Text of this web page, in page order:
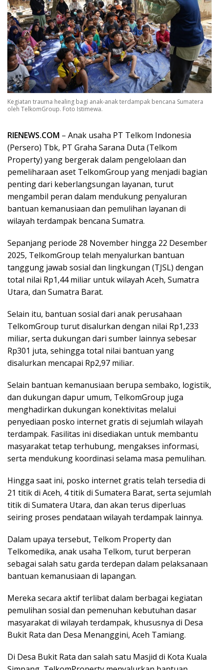
Kegiatan trauma healing bagi anak-anak terdampak bencana Sumatera
oleh TelkomGroup. Foto Istimewa.
RIENEWS.COM – Anak usaha PT Telkom Indonesia
(Persero) Tbk, PT Graha Sarana Duta (Telkom
Property) yang bergerak dalam pengelolaan dan
pemeliharaan aset TelkomGroup yang menjadi bagian
penting dari keberlangsungan layanan, turut
mengambil peran dalam mendukung penyaluran
bantuan kemanusiaan dan pemulihan layanan di
wilayah terdampak bencana Sumatra.
Sepanjang periode 28 November hingga 22 Desember
2025, TelkomGroup telah menyalurkan bantuan
tanggung jawab sosial dan lingkungan (TJSL) dengan
total nilai Rp1,44 miliar untuk wilayah Aceh, Sumatra
Utara, dan Sumatra Barat.
Selain itu, bantuan sosial dari anak perusahaan
TelkomGroup turut disalurkan dengan nilai Rp1,233
miliar, serta dukungan dari sumber lainnya sebesar
Rp301 juta, sehingga total nilai bantuan yang
disalurkan mencapai Rp2,97 miliar.
Selain bantuan kemanusiaan berupa sembako, logistik,
dan dukungan dapur umum, TelkomGroup juga
menghadirkan dukungan konektivitas melalui
penyediaan posko internet gratis di sejumlah wilayah
terdampak. Fasilitas ini disediakan untuk membantu
masyarakat tetap terhubung, mengakses informasi,
serta mendukung koordinasi selama masa pemulihan.
Hingga saat ini, posko internet gratis telah tersedia di
21 titik di Aceh, 4 titik di Sumatera Barat, serta sejumlah
titik di Sumatera Utara, dan akan terus diperluas
seiring proses pendataan wilayah terdampak lainnya.
Dalam upaya tersebut, Telkom Property dan
Telkomedika, anak usaha Telkom, turut berperan
sebagai salah satu garda terdepan dalam pelaksanaan
bantuan kemanusiaan di lapangan.
Mereka secara aktif terlibat dalam berbagai kegiatan
pemulihan sosial dan pemenuhan kebutuhan dasar
masyarakat di wilayah terdampak, khususnya di Desa
Bukit Rata dan Desa Menanggini, Aceh Tamiang.
Di Desa Bukit Rata dan salah satu Masjid di Kota Kuala